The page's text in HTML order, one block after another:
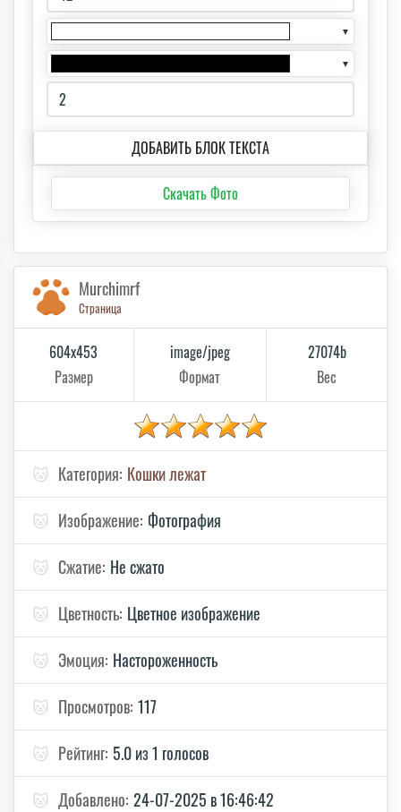
▼
▼
ДОБАВИТЬ БЛОК ТЕКСТА
Скачать Фото
Murchimrf
Страница
604x453
Размер
image/jpeg
Формат
27074b
Вес
🐱 Категория: Кошки лежат
🐱 Изображение: Фотография
🐱 Сжатие: Не сжато
🐱 Цветность: Цветное изображение
🐱 Эмоция: Настороженность
🐱 Просмотров: 117
🐱 Рейтинг: 5.0 из 1 голосов
🐱 Добавлено: 24-07-2025 в 16:46:42